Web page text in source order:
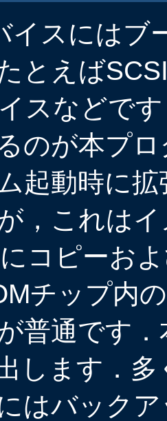
スにはブ
とえば
スなどで
のが本プ
起動時に
，これは
コピーお
チップ内
普通です
します．
はバック